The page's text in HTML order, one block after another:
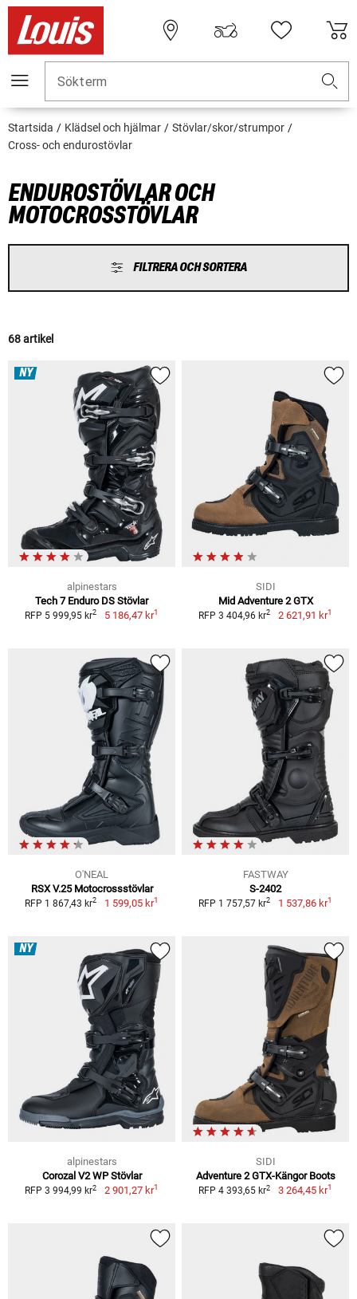
Sökterm
Startsida Klädsel och hjälmar
Stövlar/skor/strumpor
Cross- och endurostövlar
ENDUROSTÖVLAR OCH
MOTOCROSSTÖVLAR
FILTRERA OCH SORTERA
68 artikel
NY
alpinestars
Tech 7 Enduro DS Stövlar
RFP 5 999,95 kr2 5 186,47 kr1
SIDI
Mid Adventure 2 GTX
RFP 3 404,96 kr2 2 621,91 kr1
O'NEAL
RSX V.25 Motocrossstövlar
RFP 1 867,43 kr2 1 599,05 kr1
FASTWAY
S-2402
RFP 1 757,57 kr2 1 537,86 kr1
NY
alpinestars
Corozal V2 WP Stövlar
RFP 3 994,99 kr2 2 901,27 kr1
SIDI
Adventure 2 GTX-Kängor Boots
RFP 4 393,65 kr2 3 264,45 kr1